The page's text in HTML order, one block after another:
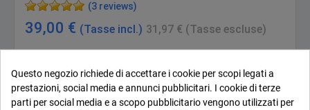
(3 reviews)
39,00 € (Tasse incl.) 31,97 € (Tasse escluse)
Quantità
 Aggiungi al carrello
Questo negozio richiede di accettare i cookie per scopi legati a
prestazioni, social media e annunci pubblicitari. I cookie di terze
parti per social media e a scopo pubblicitario vengono utilizzati per